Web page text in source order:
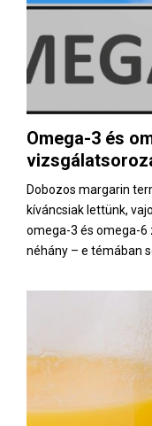
Omega-3 és
Dobozos margarin
kíváncsiak lettünk,
omega-3 és omega-
néhány – e témában